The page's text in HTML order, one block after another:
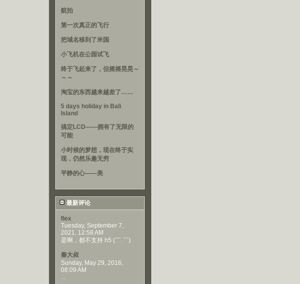
航拍
第一次真正的飞行
把域名移到了米国
小飞机在公园试飞
终于飞起来了，但摇摇晃晃～
～～
淘宝的东西越来越差了……
5 days holiday in Bali
Island
搞定LCD——拥有了无限的
可能
小时候的梦想，现在终于实
现，仍然乐趣无穷
平静的心——美
最新评论
flex
Tuesday, September 7,
2021, 12:58 AM
是啊，都不支持 h5 (￣.￣)
秦大叔
Sunday, May 29, 2016,
08:09 AM
...